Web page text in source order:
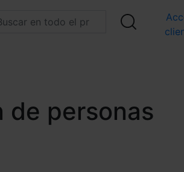
de personas